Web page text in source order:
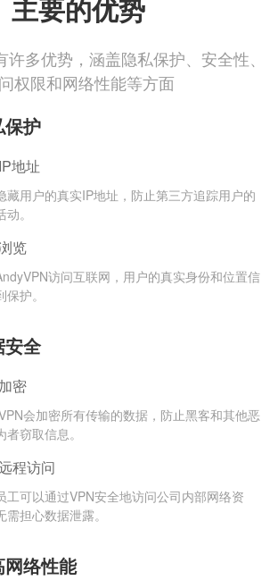
主要的优势
多优势，涵盖隐私保护、安全性、
权限和网络性能等方面
保护
地址
藏用户的真实IP地址，防止第三方追踪用户的
。
览
访问互联网，用户的真实身份和位置信
护。
安全
密
会加密所有传输的数据，防止黑客和其他恶
者窃取信息。
程访问
工可以通过VPN安全地访问公司内部网络资
需担心数据泄露。
网络性能